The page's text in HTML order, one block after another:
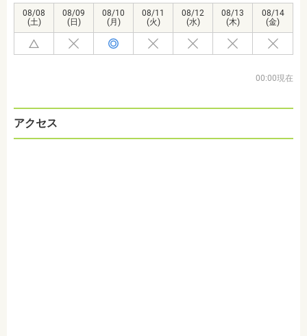
08/08
(土)
08/09
(日)
08/10
(月)
08/11
(火)
08/12
(水)
08/13
(木)
08/14
(金)
00:00現在
アクセス